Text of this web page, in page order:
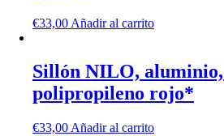
€33,00 Añadir al carrito
Sillón NILO,
polipropileno rojo*
€33,00 Añadir al carrito